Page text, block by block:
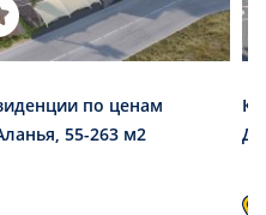
по ценам
55-263 м2